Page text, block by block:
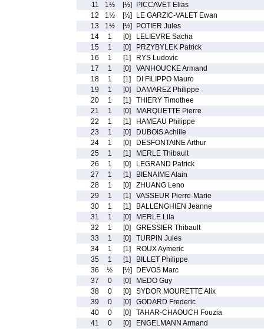
11
1½ [½]
PICCAVET Elias
12
1½ [½]
LE GARZIC-VALET Ewan
13
1½ [½]
POTIER Jules
14
1 [0]
LELIEVRE Sacha
15
1 [0]
PRZYBYLEK Patrick
16
1 [1]
RYS Ludovic
17
1 [0]
VANHOUCKE Armand
18
1 [1]
DI FILIPPO Mauro
19
1 [0]
DAMAREZ Philippe
20
1 [1]
THIERY Timothee
21
1 [0]
MARQUETTE Pierre
22
1 [1]
HAMEAU Philippe
23
1 [0]
DUBOIS Achille
24
1 [0]
DESFONTAINE Arthur
25
1 [1]
MERLE Thibault
26
1 [0]
LEGRAND Patrick
27
1 [1]
BIENAIME Alain
28
1 [0]
ZHUANG Leno
29
1 [1]
VASSEUR Pierre-Marie
30
1 [1]
BALLENGHIEN Jeanne
31
1 [0]
MERLE Lila
32
1 [0]
GRESSIER Thibault
33
1 [0]
TURPIN Jules
34
1 [1]
ROUX Aymeric
35
1 [1]
BILLET Philippe
36
½ [½]
DEVOS Marc
37
0 [0]
MEDO Guy
38
0 [0]
SYDOR MOURETTE Alix
39
0 [0]
GODARD Frederic
40
0 [0]
TAHAR-CHAOUCH Fouzia
41
0 [0]
ENGELMANN Armand